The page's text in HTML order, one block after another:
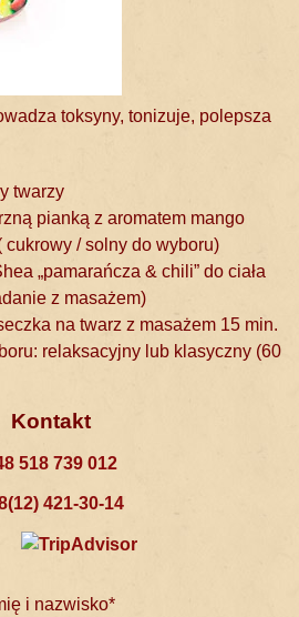
toksyny, tonizuje, polepsza
twarzy
pianką z aromatem mango
cukrowy / solny do wyboru)
„pamarańcza & chili” do ciała
z masażem)
na twarz z masażem 15 min.
relaksacyjny lub klasyczny (60
Kontakt
518 739 012
421-30-14
i nazwisko*